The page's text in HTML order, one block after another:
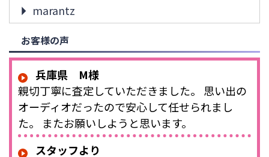
marantz
お客様の声
兵庫県 M様
親切丁寧に査定していただきました。 思い出の
オーディオだったので安心して任せられまし
た。 またお願いしようと思います。
スタッフより